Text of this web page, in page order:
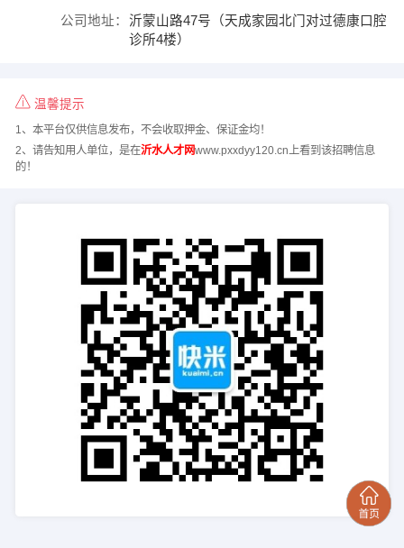
公司地址：
沂蒙山路47号（天成家园北门对过德康口腔
诊所4楼）
温馨提示
1、本平台仅供信息发布，不会收取押金、保证金均！
2、请告知用人单位，是在沂水人才网www.pxxdyy120.cn上看到该招聘信息
的！